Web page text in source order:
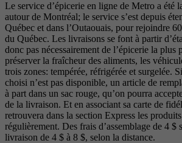
Le service d’épicerie en ligne de Metro a été
autour de Montréal; le service s’est depuis
Québec et dans l’Outaouais, pour rejoindre
du Québec. Les livraisons se font à partir
donc pas nécessairement de l’épicerie la plus
préserver la fraîcheur des aliments, les
trois zones: tempérée, réfrigérée et surgelée.
choisi n’est pas disponible, un article de
à part dans un sac rouge, qu’on pourra
de la livraison. Et en associant sa carte de
retrouvera dans la section Express les
régulièrement. Des frais d’assemblage de 4 $
livraison de 4 $ à 8 $, selon la distance.